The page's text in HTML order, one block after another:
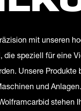
mit unseren
die speziell für eine
Unsere Produkte
und
stehen